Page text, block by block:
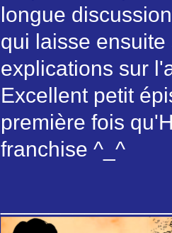
longue
qui laisse
explications sur
Excellent petit
première fois
franchise ^_^